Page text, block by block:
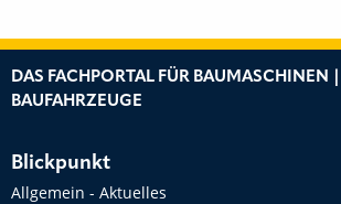
DAS FACHPORTAL FÜR BAUMASCHINEN |
BAUFAHRZEUGE
Blickpunkt
Allgemein - Aktuelles